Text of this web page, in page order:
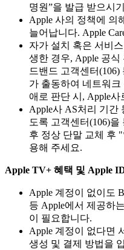
명원”을 발급 받으시
Apple 사의 정책에 의
늘어납니다. Apple
자가 설치 혹은 서비
생한 경우, Apple 공
드밴드 고객센터
가 출동하여 네트워
애로 판단 시, Apple
Apple사 AS처리 기간
도록 고객센터(106)
후 정상 단말 교체 후
용해 주세요.
Apple TV+ 혜택 및 Apple
Apple 계정이 없이도
등 Apple에서 제공하
이 필요합니다.
Apple 계정이 없다면
생성 및 결제 방법을